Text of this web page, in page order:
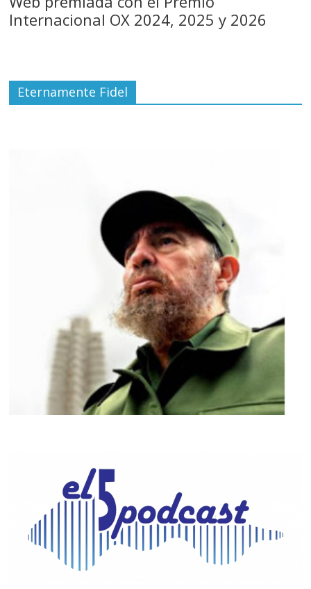
Internacional OX 2024, 2025 y 2026
Eternamente Fidel